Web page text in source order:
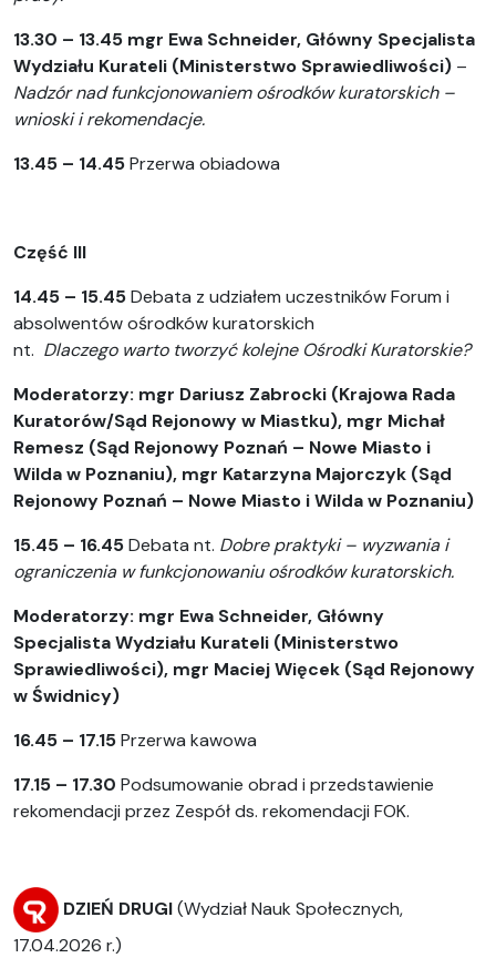
13.30 – 13.45 mgr Ewa Schneider, Główny Specjalista
Wydziału Kurateli (Ministerstwo Sprawiedliwości) –
Nadzór nad funkcjonowaniem ośrodków kuratorskich –
wnioski i rekomendacje.
13.45 – 14.45Przerwa obiadowa
Część III
14.45 – 15.45Debata z udziałem uczestników Forum i
absolwentów ośrodków kuratorskich
nt. Dlaczego warto tworzyć kolejne Ośrodki Kuratorskie?
Moderatorzy: mgr Dariusz Zabrocki (Krajowa Rada
Kuratorów/Sąd Rejonowy w Miastku), mgr Michał
Remesz (Sąd Rejonowy Poznań – Nowe Miasto i
Wilda w Poznaniu), mgr Katarzyna Majorczyk (Sąd
Rejonowy Poznań – Nowe Miasto i Wilda w Poznaniu)
15.45 – 16.45Debata nt. Dobre praktyki – wyzwania i
ograniczenia w funkcjonowaniu ośrodków kuratorskich.
Moderatorzy: mgr Ewa Schneider, Główny
Specjalista Wydziału Kurateli (Ministerstwo
Sprawiedliwości), mgr Maciej Więcek (Sąd Rejonowy
w Świdnicy)
16.45 – 17.15Przerwa kawowa
17.15 – 17.30 Podsumowanie obrad i przedstawienie
rekomendacji przez Zespół ds. rekomendacji FOK.
DZIEŃ DRUGI(Wydział Nauk Społecznych,
17.04.2026 r.)